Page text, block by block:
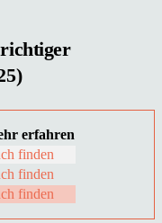
erfahren
finden
finden
finden